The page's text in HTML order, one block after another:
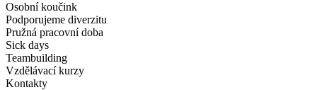
Osobní koučink
Podporujeme diverzitu
Pružná pracovní doba
Sick days
Teambuilding
Vzdělávací kurzy
Kontakty